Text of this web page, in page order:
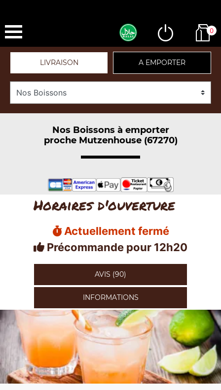
0
LIVRAISON A EMPORTER
Nos Boissons à emporter
proche Mutzenhouse (67270)
Horaires d'ouverture
Actuellement fermé
Précommande pour 12h20
AVIS (90)
INFORMATIONS